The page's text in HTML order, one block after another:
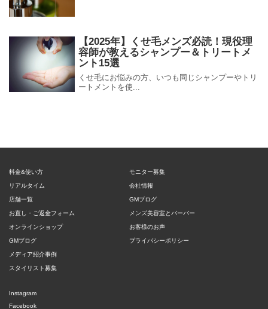
【2025年】くせ毛メンズ必読！現役理
容師が教えるシャンプー＆トリートメ
ント15選
くせ毛にお悩みの方、いつも同じシャンプーやトリ
ートメントを使...
料金&使い方
リアルタイム
店舗一覧
お直し・ご返金フォーム
オンラインショップ
GMブログ
メディア紹介事例
スタイリスト募集
モニター募集
会社情報
GMブログ
メンズ美容室とバーバー
お客様のお声
プライバシーポリシー
Instagram
Facebook